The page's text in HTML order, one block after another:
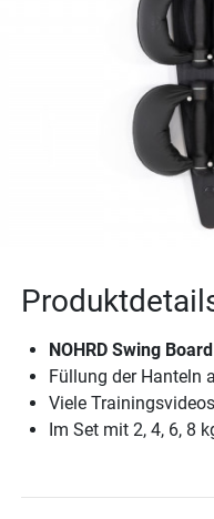
NOHRD Swing
Füllung der Hanteln
Viele
Im Set mit 2, 4, 6, 8